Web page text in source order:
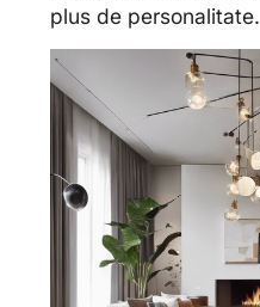
plus de personalitate.